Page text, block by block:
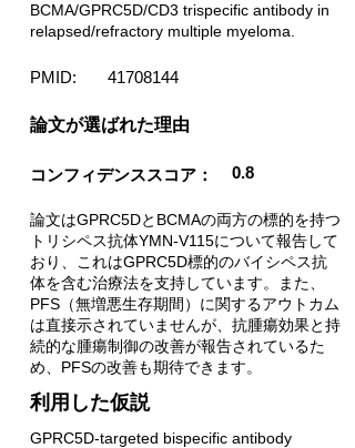
BCMA/GPRC5D/CD3 trispecific antibody in
relapsed/refractory multiple myeloma.
PMID: 41708144
​論文が選ばれた理由
コンフィデンススコア： 0.8
論文はGPRC5DとBCMAの両方の標的を持つ
トリシペス抗体YMN-V115について報告して
おり、これはGPRC5D標的のバイシペス抗
体を含む治療法を支持しています。また、
PFS（無増悪生存期間）に関するアウトカム
は直接示されていませんが、抗腫瘍効果と持
続的な腫瘍制御の改善が報告されているた
め、PFSの改善も期待できます。
利用した仮説
GPRC5D-targeted bispecific antibody